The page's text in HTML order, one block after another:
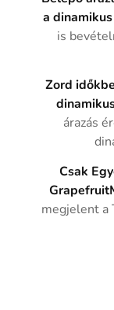
a
is
Zord
árazás
Csak
megjelent a